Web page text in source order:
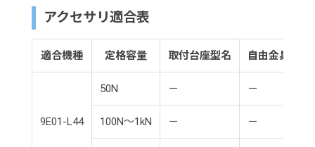
アクセサリ適合表
適合機種 定格容量 取付台座型名 自由金具型名
9E01-L44
50N － －
100N～1kN － －